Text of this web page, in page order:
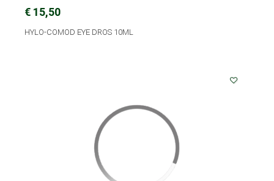
€ 15,50
HYLO-COMOD EYE DROS 10ML